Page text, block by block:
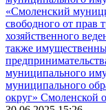
«Смоленский
свободного от прав
хозяйственного
также
муниципального
муниципального
округ» Смоленской